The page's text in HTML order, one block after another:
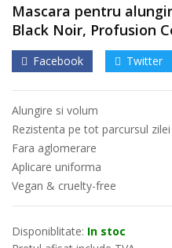
Mascara pentru
Black Noir, Profusion
Facebook Twitter
Alungire si volum
Rezistenta pe tot parcursul zilei
Fara aglomerare
Aplicare uniforma
Vegan & cruelty-free
Disponiblitate: In stoc